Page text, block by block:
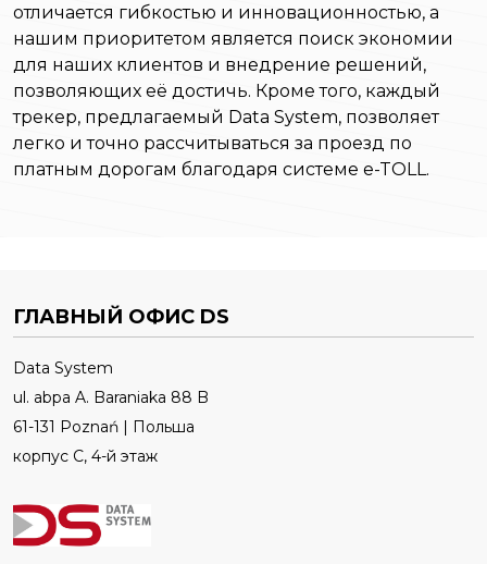
отличается гибкостью и инновационностью, а
нашим приоритетом является поиск экономии
для наших клиентов и внедрение решений,
позволяющих её достичь. Кроме того, каждый
трекер, предлагаемый Data System, позволяет
легко и точно рассчитываться за проезд по
платным дорогам благодаря системе e-TOLL.
ГЛАВНЫЙ ОФИС DS
Data System
ul. abpa A. Baraniaka 88 B
61-131 Poznań | Польша
корпус C, 4-й этаж